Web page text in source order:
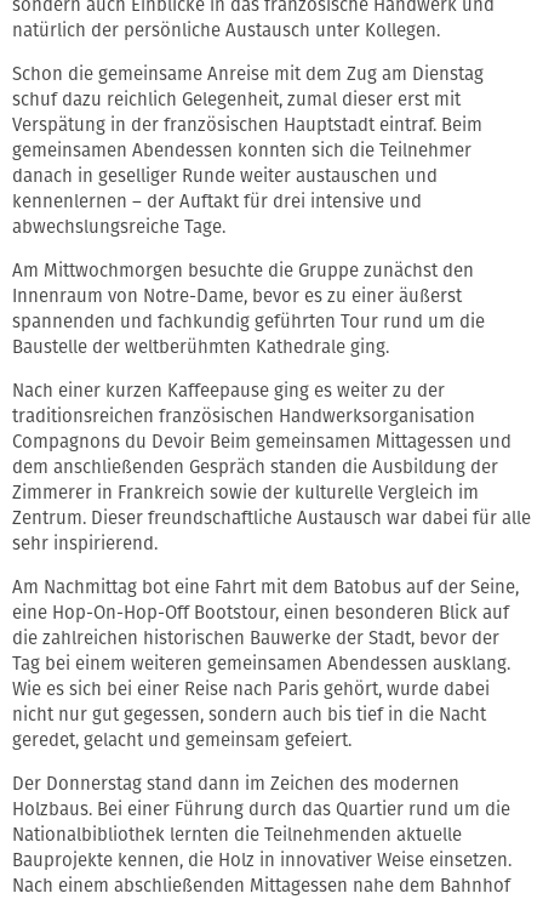
sondern auch Einblicke in das französische Handwerk und
natürlich der persönliche Austausch unter Kollegen.
Schon die gemeinsame Anreise mit dem Zug am Dienstag
schuf dazu reichlich Gelegenheit, zumal dieser erst mit
Verspätung in der französischen Hauptstadt eintraf. Beim
gemeinsamen Abendessen konnten sich die Teilnehmer
danach in geselliger Runde weiter austauschen und
kennenlernen – der Auftakt für drei intensive und
abwechslungsreiche Tage.
Am Mittwochmorgen besuchte die Gruppe zunächst den
Innenraum von Notre-Dame, bevor es zu einer äußerst
spannenden und fachkundig geführten Tour rund um die
Baustelle der weltberühmten Kathedrale ging.
Nach einer kurzen Kaffeepause ging es weiter zu der
traditionsreichen französischen Handwerksorganisation
Compagnons du Devoir Beim gemeinsamen Mittagessen und
dem anschließenden Gespräch standen die Ausbildung der
Zimmerer in Frankreich sowie der kulturelle Vergleich im
Zentrum. Dieser freundschaftliche Austausch war dabei für alle
sehr inspirierend.
Am Nachmittag bot eine Fahrt mit dem Batobus auf der Seine,
eine Hop-On-Hop-Off Bootstour, einen besonderen Blick auf
die zahlreichen historischen Bauwerke der Stadt, bevor der
Tag bei einem weiteren gemeinsamen Abendessen ausklang.
Wie es sich bei einer Reise nach Paris gehört, wurde dabei
nicht nur gut gegessen, sondern auch bis tief in die Nacht
geredet, gelacht und gemeinsam gefeiert.
Der Donnerstag stand dann im Zeichen des modernen
Holzbaus. Bei einer Führung durch das Quartier rund um die
Nationalbibliothek lernten die Teilnehmenden aktuelle
Bauprojekte kennen, die Holz in innovativer Weise einsetzen.
Nach einem abschließenden Mittagessen nahe dem Bahnhof